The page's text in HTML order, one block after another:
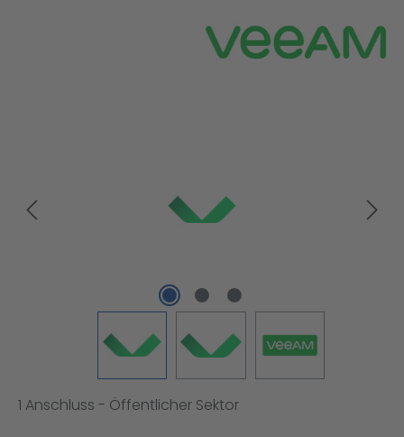
1 Anschluss - Öffentlicher Sektor